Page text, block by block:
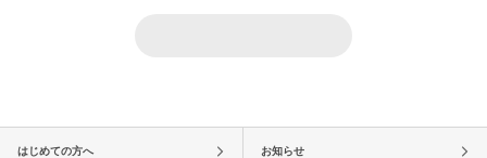
はじめての方へ お知らせ